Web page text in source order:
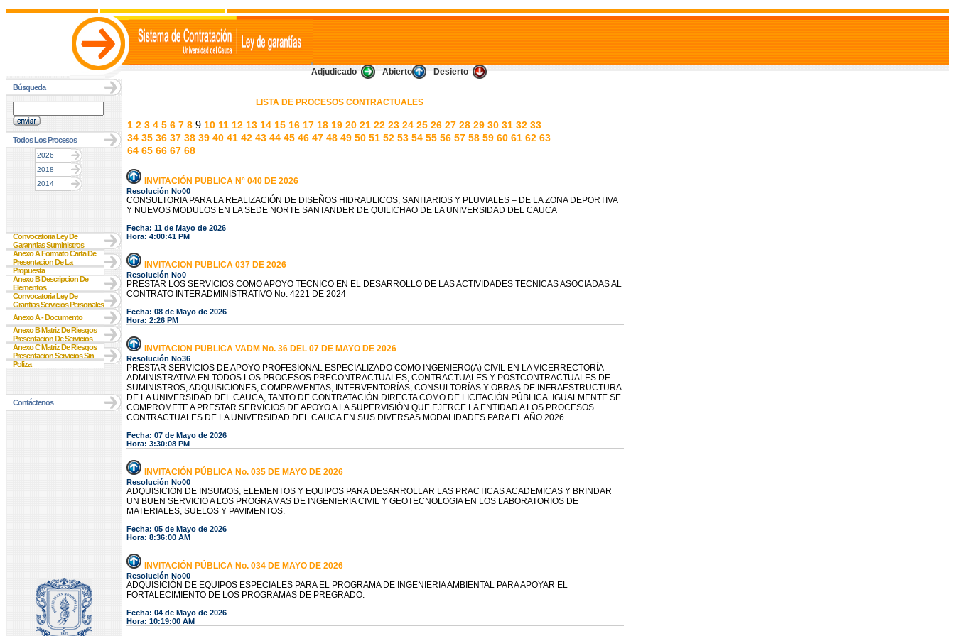
Adjudicado Abierto Desierto
Búsqueda
Todos Los Procesos
2026
2018
2014
Convocatoria Ley De
Garanrtias Suministros
Anexo A Formato Carta De
Presentacion De La
Propuesta
Anexo B Descripcion De
Elementos
Convocatoria Ley De
Grantias Servicios Personales
Anexo A - Documento
Anexo B Matriz De Riesgos
Presentacion De Servicios
Anexo C Matriz De Riesgos
Presentacion Servicios Sin
Poliza
Contáctenos
LISTA DE PROCESOS CONTRACTUALES
1 2 3 4 5 6 7 8 9 10 11 12 13 14 15 16 17 18 19 20 21 22 23 24 25 26 27 28 29 30 31 32 33
34 35 36 37 38 39 40 41 42 43 44 45 46 47 48 49 50 51 52 53 54 55 56 57 58 59 60 61 62 63
64 65 66 67 68
INVITACIÓN PUBLICA N° 040 DE 2026
Resolución No00
CONSULTORIA PARA LA REALIZACIÓN DE DISEÑOS HIDRAULICOS, SANITARIOS Y PLUVIALES – DE LA ZONA DEPORTIVA
Y NUEVOS MODULOS EN LA SEDE NORTE SANTANDER DE QUILICHAO DE LA UNIVERSIDAD DEL CAUCA
Fecha: 11 de Mayo de 2026
Hora: 4:00:41 PM
INVITACION PUBLICA 037 DE 2026
Resolución No0
PRESTAR LOS SERVICIOS COMO APOYO TECNICO EN EL DESARROLLO DE LAS ACTIVIDADES TECNICAS ASOCIADAS AL
CONTRATO INTERADMINISTRATIVO No. 4221 DE 2024
Fecha: 08 de Mayo de 2026
Hora: 2:26 PM
INVITACION PUBLICA VADM No. 36 DEL 07 DE MAYO DE 2026
Resolución No36
PRESTAR SERVICIOS DE APOYO PROFESIONAL ESPECIALIZADO COMO INGENIERO(A) CIVIL EN LA VICERRECTORÍA
ADMINISTRATIVA EN TODOS LOS PROCESOS PRECONTRACTUALES, CONTRACTUALES Y POSTCONTRACTUALES DE
SUMINISTROS, ADQUISICIONES, COMPRAVENTAS, INTERVENTORÍAS, CONSULTORÍAS Y OBRAS DE INFRAESTRUCTURA
DE LA UNIVERSIDAD DEL CAUCA, TANTO DE CONTRATACIÓN DIRECTA COMO DE LICITACIÓN PÚBLICA. IGUALMENTE SE
COMPROMETE A PRESTAR SERVICIOS DE APOYO A LA SUPERVISIÓN QUE EJERCE LA ENTIDAD A LOS PROCESOS
CONTRACTUALES DE LA UNIVERSIDAD DEL CAUCA EN SUS DIVERSAS MODALIDADES PARA EL AÑO 2026.
Fecha: 07 de Mayo de 2026
Hora: 3:30:08 PM
INVITACIÓN PÚBLICA No. 035 DE MAYO DE 2026
Resolución No00
ADQUISICIÓN DE INSUMOS, ELEMENTOS Y EQUIPOS PARA DESARROLLAR LAS PRACTICAS ACADEMICAS Y BRINDAR
UN BUEN SERVICIO A LOS PROGRAMAS DE INGENIERIA CIVIL Y GEOTECNOLOGIA EN LOS LABORATORIOS DE
MATERIALES, SUELOS Y PAVIMENTOS.
Fecha: 05 de Mayo de 2026
Hora: 8:36:00 AM
INVITACIÓN PÚBLICA No. 034 DE MAYO DE 2026
Resolución No00
ADQUISICIÓN DE EQUIPOS ESPECIALES PARA EL PROGRAMA DE INGENIERIA AMBIENTAL PARA APOYAR EL
FORTALECIMIENTO DE LOS PROGRAMAS DE PREGRADO.
Fecha: 04 de Mayo de 2026
Hora: 10:19:00 AM